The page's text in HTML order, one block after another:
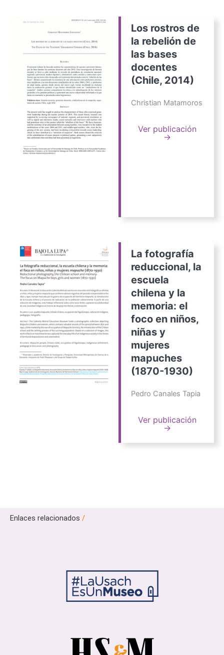
Los rostros de
la rebelión de
las bases
docentes
(Chile, 2014)
Christian Matamoros
Ver publicación
→
La fotografía
reduccional, la
escuela
chilena y la
memoria: el
foco en niños,
niñas y
mujeres
mapuches
(1870-1930)
Pedro Canales Tapia
Ver publicación
→
Enlaces relacionados /